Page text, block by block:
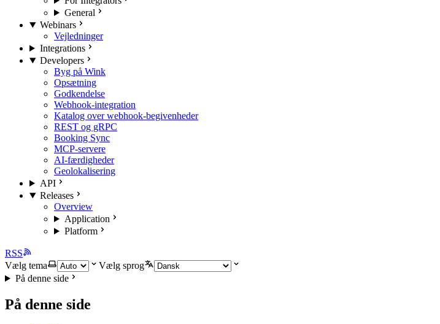
General
Webinars
Vejledninger
Integrations
Developers
Byg på Wink
Opsætning
Godkendelse
Webhook-integration
Katalog over webhook-begivenheder
REST og gRPC
Booking Sync
MCP-servere
AI-færdigheder
Geolokalisering
API
Releases
Overview
Application
Platform
RSS
Vælg tema
Vælg sprog
På denne side
På denne side